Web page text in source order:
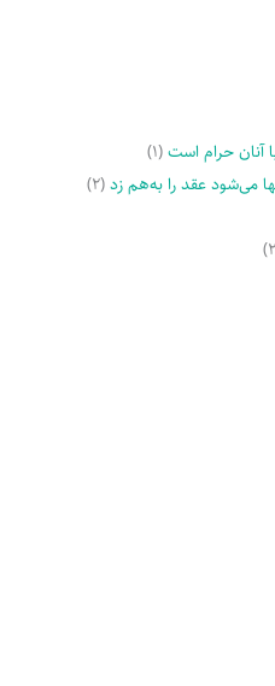
آنان حرام است(۱)
مى‌شود عقد را به‌هم زد(۲)